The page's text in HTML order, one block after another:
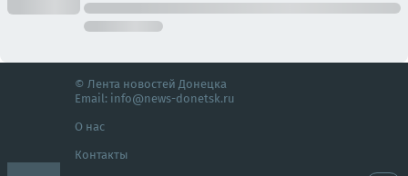
© Лента новостей Донецка
Email: info@news-donetsk.ru
О нас
Контакты